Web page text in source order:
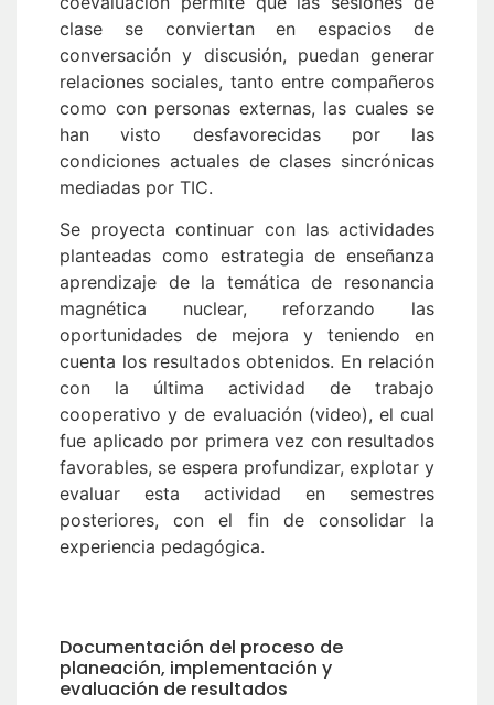
clase se conviertan en espacios de
conversación y discusión, puedan generar
relaciones sociales, tanto entre compañeros
como con personas externas, las cuales se
han visto desfavorecidas por las
condiciones actuales de clases sincrónicas
mediadas por TIC.
Se proyecta continuar con las actividades
planteadas como estrategia de enseñanza
aprendizaje de la temática de resonancia
magnética nuclear, reforzando las
oportunidades de mejora y teniendo en
cuenta los resultados obtenidos. En relación
con la última actividad de trabajo
cooperativo y de evaluación (video), el cual
fue aplicado por primera vez con resultados
favorables, se espera profundizar, explotar y
evaluar esta actividad en semestres
posteriores, con el fin de consolidar la
experiencia pedagógica.
Documentación del proceso de
planeación, implementación y
evaluación de resultados